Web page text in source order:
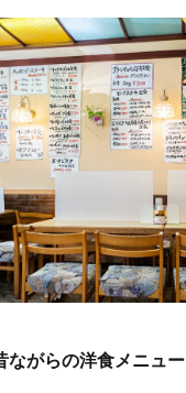
ながらの洋食メニュー